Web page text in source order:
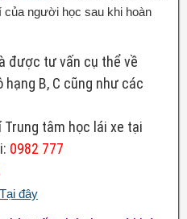
người học sau khi hoàn
được tư vấn cụ thể về
B, C cũng như các
Trung tâm học lái xe tại
0982 777
Tại đây